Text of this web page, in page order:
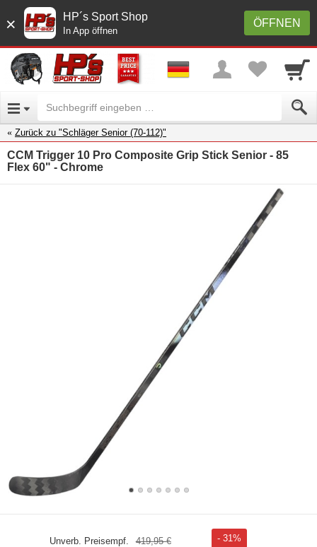
× ÖFFNEN
HP´s Sport Shop
In App öffnen
Zurück zu "Schläger Senior (70-112)"
CCM Trigger 10 Pro Composite Grip Stick Senior - 85
Flex 60" - Chrome
Unverb. Preisempf. 419,95 € - 31%